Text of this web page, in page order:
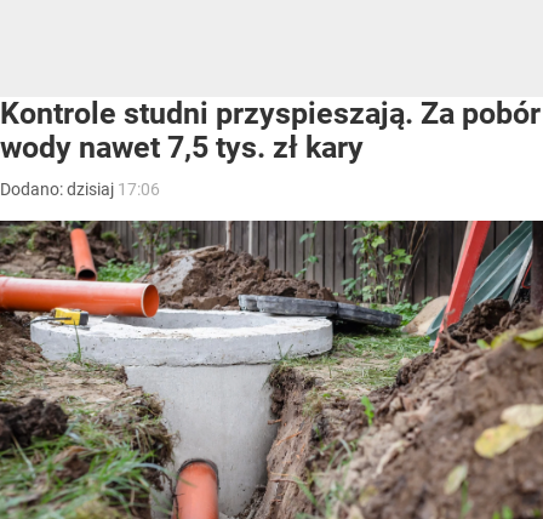
Kontrole studni przyspieszają. Za pobór
wody nawet 7,5 tys. zł kary
Dodano:dzisiaj 17:06